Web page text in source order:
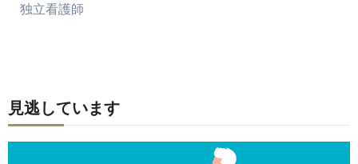
独立看護師
見逃しています